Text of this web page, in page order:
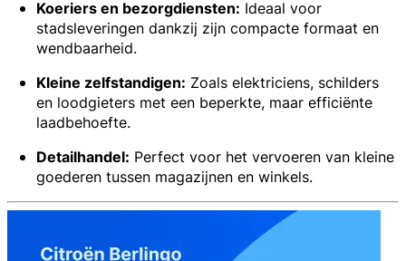
Koeriers en bezorgdiensten: Ideaal voor
stadsleveringen dankzij zijn compacte formaat en
wendbaarheid.
Kleine zelfstandigen: Zoals elektriciens, schilders
en loodgieters met een beperkte, maar efficiënte
laadbehoefte.
Detailhandel: Perfect voor het vervoeren van kleine
goederen tussen magazijnen en winkels.